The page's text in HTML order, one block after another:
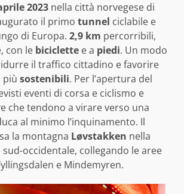
2023 nella città norvegese di
il primo tunnel ciclabile e
di Europa. 2,9 km percorribili,
con le biciclette e a piedi. Un modo
il traffico cittadino e favorire
più sostenibili. Per l’apertura del
eventi di corsa e ciclismo e
che tendono a virare verso una
al minimo l’inquinamento. Il
la montagna Løvstakken nella
occidentale, collegando le aree
e Mindemyren.